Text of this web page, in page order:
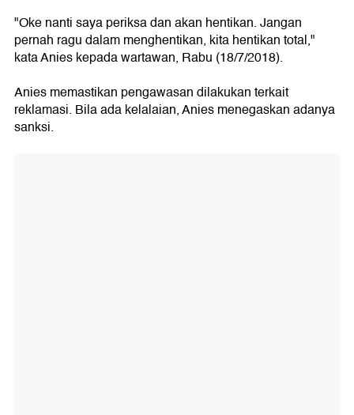
"Oke nanti saya periksa dan akan hentikan. Jangan
pernah ragu dalam menghentikan, kita hentikan total,"
kata Anies kepada wartawan, Rabu (18/7/2018).
Anies memastikan pengawasan dilakukan terkait
reklamasi. Bila ada kelalaian, Anies menegaskan adanya
sanksi.